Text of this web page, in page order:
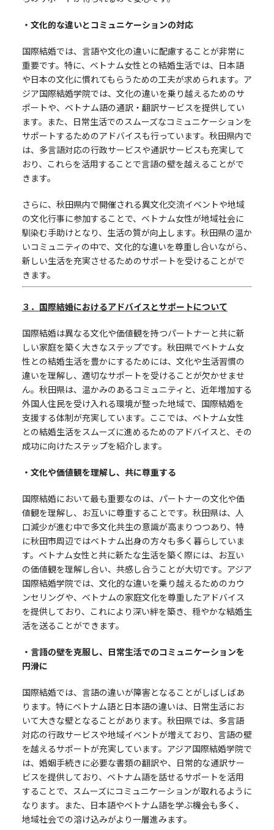
・文化的な違いとコミュニケーションの対応
国際結婚では、言語や文化の違いに配慮することが非常に
重要です。特に、ベトナム女性との結婚生活では、日本語
や日本の文化に慣れてもらうための工夫が求められます。ア
ジア国際結婚学院では、文化の違いを乗り越えるためのサ
ポートや、ベトナム語の通訳・翻訳サービスを提供してい
ます。また、日常生活でのスムーズなコミュニケーションを
サポートするためのアドバイスも行っています。秋田県内で
は、多言語対応の行政サービスや通訳サービスも充実して
おり、これらを活用することで言語の壁を越えることがで
きます。
さらに、秋田県内で開催される異文化交流イベントや地域
の文化行事に参加することで、ベトナム女性が地域社会に
馴染む手助けとなり、生活の質が向上します。秋田県の温か
いコミュニティの中で、文化的な違いを尊重し合いながら、
新しい生活を充実させるためのサポートを受けることがで
きます。
３．国際結婚におけるアドバイスとサポートについて
国際結婚は異なる文化や価値観を持つパートナーと共に新
しい家庭を築く大きなステップです。秋田県でベトナム女
性との結婚生活を豊かにするためには、文化や生活習慣の
違いを理解し、適切なサポートを受けることが欠かせませ
ん。秋田県は、温かみのあるコミュニティと、近年増加する
外国人住民を受け入れる環境が整った地域で、国際結婚を
支援する体制が充実しています。ここでは、ベトナム女性
との結婚生活をスムーズに進めるためのアドバイスと、その
成功に向けたステップを紹介します。
・文化や価値観を理解し、共に尊重する
国際結婚において最も重要なのは、パートナーの文化や価
値観を理解し、お互いに尊重することです。秋田県は、人
口減少が進む中で多文化共生の意識が高まりつつあり、特
に秋田市周辺ではベトナム出身の方々も多く暮らしていま
す。ベトナム女性と共に新たな生活を築く際には、お互い
の価値観を理解し合い、共感し合うことが大切です。アジア
国際結婚学院では、文化的な違いを乗り越えるためのカウ
ンセリングや、ベトナムの家庭文化を尊重したアドバイス
を提供しており、これにより深い絆を築き、穏やかな結婚生
活を送ることができます。
・言語の壁を克服し、日常生活でのコミュニケーションを
円滑に
国際結婚では、言語の違いが障害となることがしばしばあ
ります。特にベトナム語と日本語の違いは、日常生活にお
いて大きな壁となることがあります。秋田県では、多言語
対応の行政サービスや地域イベントが増えており、言語の壁
を越えるサポートが充実しています。アジア国際結婚学院で
は、婚姻手続きに必要な書類の翻訳や、日常的な通訳サー
ビスを提供しており、ベトナム語を話せるサポートを活用
することで、スムーズにコミュニケーションが取れるように
なります。また、日本語やベトナム語を学ぶ機会も多く、
地域社会での溶け込みがより一層進みます。